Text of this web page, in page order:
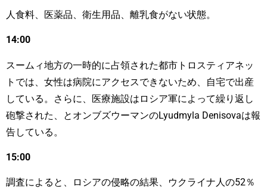
人食料、医薬品、衛生用品、離乳食がない状態。
14:00
スームィ地方の一時的に占領された都市トロスティアネッ
トでは、女性は病院にアクセスできないため、自宅で出産
している。さらに、医療施設はロシア軍によって繰り返し
砲撃された、とオンブズウーマンのLyudmyla Denisovaは報
告している。
15:00
調査によると、ロシアの侵略の結果、ウクライナ人の52％